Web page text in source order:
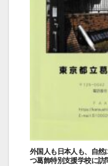
外国人も日本人も、自然
つ葛飾特別支援学校に訪